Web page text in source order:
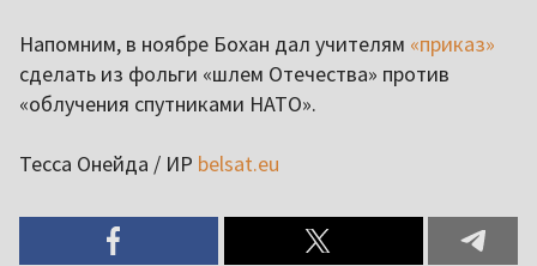
Напомним, в ноябре Бохан дал учителям «приказ»
сделать из фольги «шлем Отечества» против
«облучения спутниками НАТО».
Тесса Онейда / ИР belsat.eu